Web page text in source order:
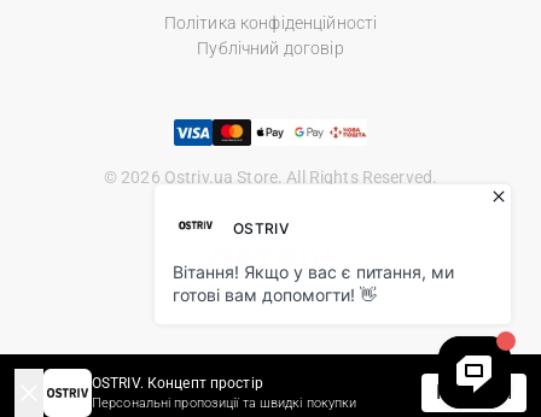
Політика конфіденційності
Публічний договір
© 2026 Ostriv.ua Store. All Rights Reserved.
OSTRIV. Концепт простір
Персональні пропозиції та швидкі покупки Перейти